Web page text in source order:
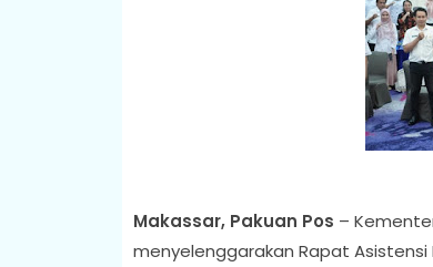
Makassar, Pakuan Pos –
menyelenggarakan Rapat